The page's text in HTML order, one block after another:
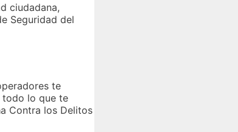
ciudadana,
Seguridad del
te
todo lo que te
Contra los Delitos